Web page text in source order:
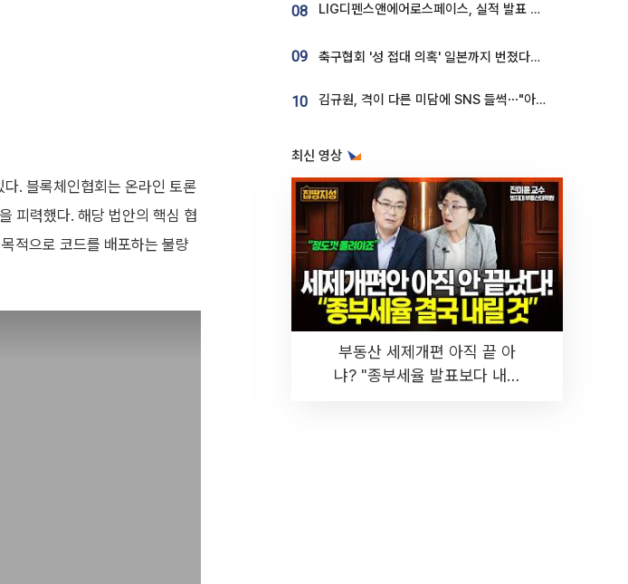
. 블록체인협회는 온라인 토론
피력했다. 해당 법안의 핵심 협
적으로 코드를 배포하는 불량
08 LIG디펜스앤에어로스페이스, 실적 발표 후 급락→반등⋯증권가 “28년까지 튼튼”
09 축구협회 '성 접대 의혹' 일본까지 번졌다…日 심판 실명 공개
10 김규원, 격이 다른 미담에 SNS 들썩⋯"아이 속옷 빨고 졸업식도 참석"
최신 영상
부동산 세제개편 아직 끝 아
냐? "종부세율 발표보다 내릴